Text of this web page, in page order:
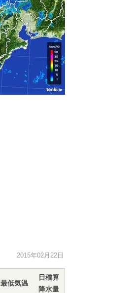
2015年02月22日
最低気温
日積算
降水量